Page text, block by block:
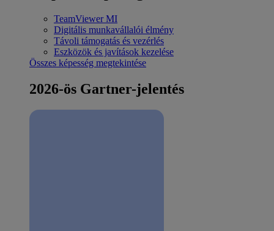
TeamViewer MI
Digitális munkavállalói élmény
Távoli támogatás és vezérlés
Eszközök és javítások kezelése
Összes képesség megtekintése
2026-ös Gartner-jelentés